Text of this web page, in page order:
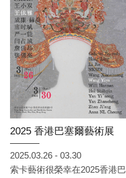
包括：於彭、手嶋大輔、王依
雅、吳若昕、李西西、李捷、
林葆靈、威廉·赫曼、席時
斌、閻占城、詹佶昂、嚴一能
與 Kim Sunwoo（依姓氏筆畫
排列）。他們透過人物、動
物、自然景觀與文化符號，描
繪個體與外部世界交織的存在
狀態，折射出記憶、情感、社
會與精神層面的多重面貌。
2025 香港巴塞爾藝術展
2025.03.26 - 03.30
索卡藝術很榮幸在2025香港巴